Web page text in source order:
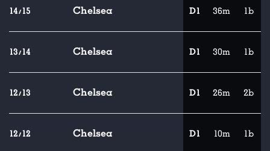
14/15 Chelsea D1 36m 1b
13/14 Chelsea D1 30m 1b
12/13 Chelsea D1 26m 2b
12/12 Chelsea D1 10m 1b